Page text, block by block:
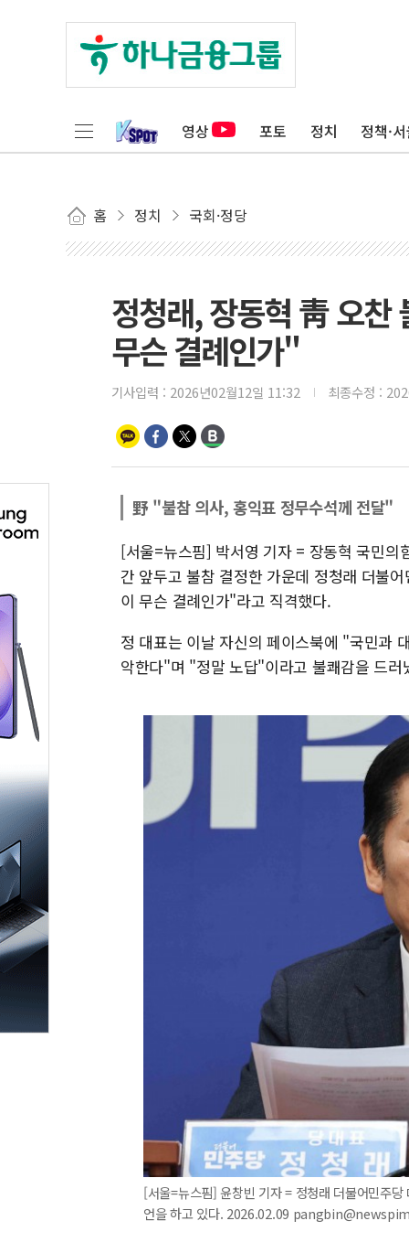
영상 포토 정치 정책·
홈 정치 국회·정당
정청래, 장동혁 靑 오찬
무슨 결례인가"
기사입력 : 2026년02월12일 11:32 최종수정 :
野 "불참 의사, 홍익표 정무수석께 전달"
[서울=뉴스핌] 박서영 기자 = 장동혁 국민의
간 앞두고 불참 결정한 가운데 정청래 더불
이 무슨 결례인가"라고 직격했다.
정 대표는 이날 자신의 페이스북에 "국민과
악한다"며 "정말 노답"이라고 불쾌감을 드러
[서울=뉴스핌] 윤창빈 기자 = 정청래 더불어민주
언을 하고 있다. 2026.02.09